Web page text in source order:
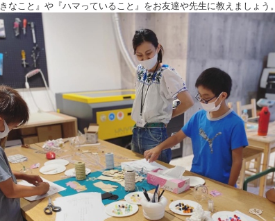
なこと』や『ハマっていること』をお友達や先生に教えましょう。